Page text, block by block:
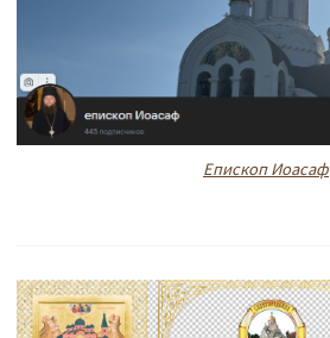
Епископ Иоасаф